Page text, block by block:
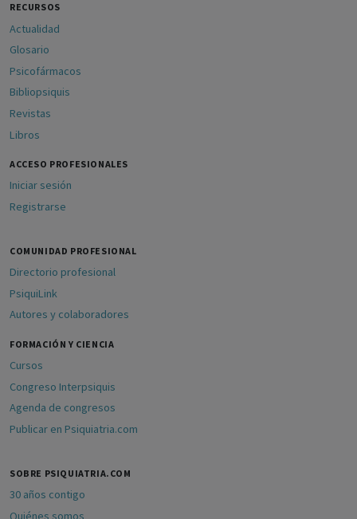
RECURSOS
Actualidad
Glosario
Psicofármacos
Bibliopsiquis
Revistas
Libros
ACCESO PROFESIONALES
Iniciar sesión
Registrarse
COMUNIDAD PROFESIONAL
Directorio profesional
PsiquiLink
Autores y colaboradores
FORMACIÓN Y CIENCIA
Cursos
Congreso Interpsiquis
Agenda de congresos
Publicar en Psiquiatria.com
SOBRE PSIQUIATRIA.COM
30 años contigo
Quiénes somos